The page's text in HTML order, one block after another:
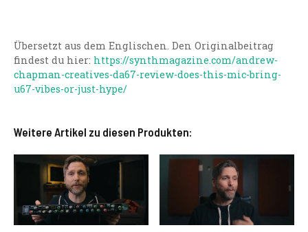
Übersetzt aus dem Englischen. Den Originalbeitrag
findest du hier: https://synthmagazine.com/andrew-
chapman-creatives-da67-review-does-this-mic-bring-
u67-vibes-or-just-hype/
Weitere Artikel zu diesen Produkten: